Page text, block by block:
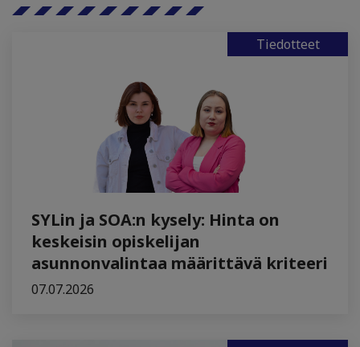
Tiedotteet
SYLin ja SOA:n kysely: Hinta on
keskeisin opiskelijan
asunnonvalintaa määrittävä kriteeri
07.07.2026